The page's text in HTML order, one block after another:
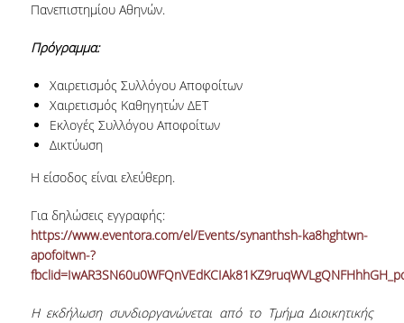
ΓΙΑ ΜΑΘΗΤΕΣ ΛΥΚΕΙΟΥ
ΚΡΙΤΗΡΙΑ ΚΑΙ ΔΙΑΔΙΚΑΣΙΑ ΕΠΙΛΟΓΗΣ
ΕΡΓΑΣΤΗΡΙΑΚΗ ΥΠΟΔΟΜΗ
NEWSLETTERS
ΒΡΑΒΕΙΑ ΕΞΑΙΡΕΤΙΚΗΣ ΕΠΙΔΟΣΗΣ ΣΤΗ
Πανεπιστημίου Αθηνών.
Πρόγραμμα:
Χαιρετισμός Συλλόγου Αποφοίτων
Χαιρετισμός Καθηγητών ΔΕΤ
Εκλογές Συλλόγου Αποφοίτων
Δικτύωση
Η είσοδος είναι ελεύθερη.
Για δηλώσεις εγγραφής:
https://www.eventora.com/el/Events/synanthsh-ka8hghtwn-
apofoitwn-?
Η εκδήλωση συνδιοργανώνεται από το Τμήμα Διοικητικής